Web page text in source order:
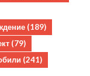
(189)
(79)
(241)